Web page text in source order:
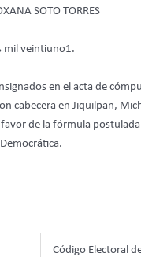
SOTO TORRES
mil veintiuno1.
en el acta de
cabecera en Jiquilpan,
de la fórmula
Código Electoral